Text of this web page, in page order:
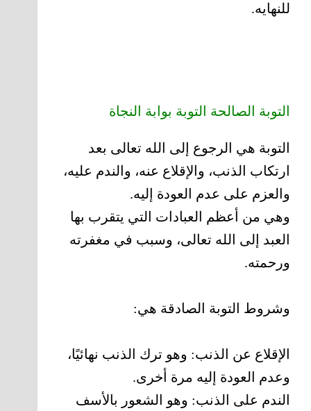
للنهايه.
التوبة الصالحة التوبة بوابة النجاة
التوبة هي الرجوع إلى الله تعالى بعد
ارتكاب الذنب، والإقلاع عنه، والندم عليه،
والعزم على عدم العودة إليه.
وهي من أعظم العبادات التي يتقرب بها
العبد إلى الله تعالى، وسبب في مغفرته
ورحمته.
وشروط التوبة الصادقة هي:
الإقلاع عن الذنب: وهو ترك الذنب نهائيًا،
وعدم العودة إليه مرة أخرى.
الندم على الذنب: وهو الشعور بالأسف